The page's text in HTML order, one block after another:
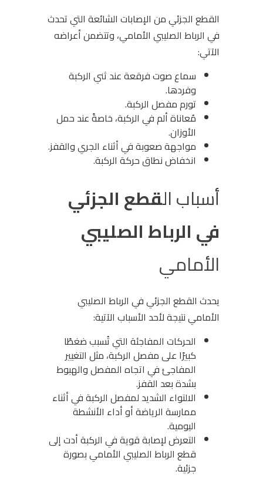
القطع الجزئي من الإصابات الشائعة التي تحدث
في الرباط الصليبي الأمامي، وتتضمن أعراضه
الآتي:
سماع صوت فرقعة عند ثني الركبة
وفردها.
تورم مفصل الركبة.
مُعاناة ألم في الركبة، خاصةً عند حمل
الأوزان.
مواجهة صعوبة في أثناء الجري والقفز.
انخفاض نطاق حركة الركبة.
أسباب القطع الجزئي
في الرباط الصليبي
الأمامي
يحدث القطع الجزئي في الرباط الصليبي
الأمامي نتيجة لأحد الأسباب الآتية:
الحركات المفاجئة التي تُسبب ضغطًا
كبيرًا على مفصل الركبة، مثل التغيير
المفاجئ في اتجاه المفصل والهبوط
بشدة بعد القفز.
الالتواء الشديد لمفصل الركبة في أثناء
ممارسة الرياضة أو أداء الأنشطة
اليومية.
التعرض لإصابة قوية في الركبة أدت إلى
قطع الرباط الصليبي الأمامي بصورة
جزئية.